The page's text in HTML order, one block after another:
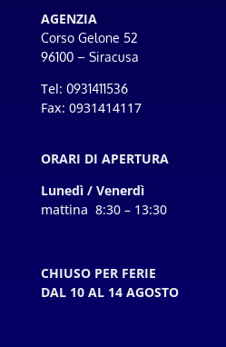
AGENZIA
Corso Gelone 52
96100 – Siracusa
Tel: 0931411536
Fax: 0931414117
ORARI DI APERTURA
Lunedì / Venerdì
mattina 8:30 – 13:30
CHIUSO PER FERIE
DAL 10 AL 14 AGOSTO